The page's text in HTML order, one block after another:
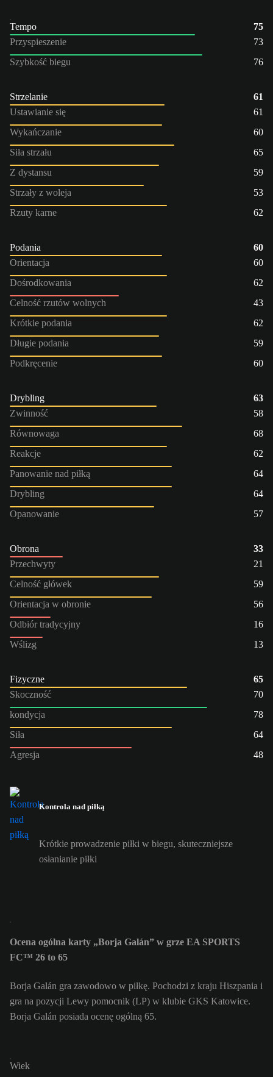
Tempo
75
Przyspieszenie
73
Szybkość biegu
76
Strzelanie
61
Ustawianie się
61
Wykańczanie
60
Siła strzału
65
Z dystansu
59
Strzały z woleja
53
Rzuty karne
62
Podania
60
Orientacja
60
Dośrodkowania
62
Celność rzutów wolnych
43
Krótkie podania
62
Długie podania
59
Podkręcenie
60
Drybling
63
Zwinność
58
Równowaga
68
Reakcje
62
Panowanie nad piłką
64
Drybling
64
Opanowanie
57
Obrona
33
Przechwyty
21
Celność główek
59
Orientacja w obronie
56
Odbiór tradycyjny
16
Wślizg
13
Fizyczne
65
Skoczność
70
kondycja
78
Siła
64
Agresja
48
Kontrola nad piłką
Krótkie prowadzenie piłki w biegu, skuteczniejsze
osłanianie piłki
Ocena ogólna karty „Borja Galán” w grze EA SPORTS
FC™ 26 to 65
Borja Galán gra zawodowo w piłkę. Pochodzi z kraju Hiszpania i
gra na pozycji Lewy pomocnik (LP) w klubie GKS Katowice.
Borja Galán posiada ocenę ogólną 65.
Wiek